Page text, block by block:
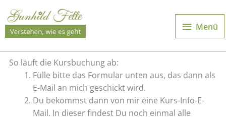
Inhalt
springen
Menü
Menü
So läuft die Kursbuchung ab:
Fülle bitte das Formular unten aus, das dann als
E-Mail an mich geschickt wird.
Du bekommst dann von mir eine Kurs-Info-E-
Mail. In dieser findest Du noch einmal alle